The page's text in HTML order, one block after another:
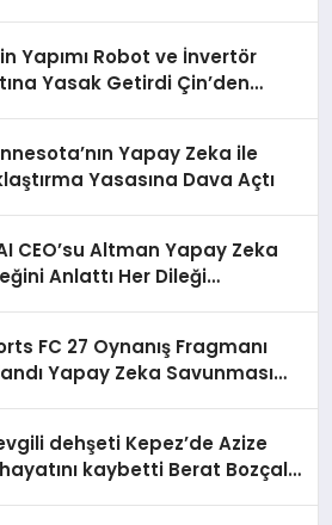
Yapımı Robot ve İnvertör
Yasak Getirdi Çin’den
Yapay Zeka ile
Yasasına Dava Açtı
CEO’su Altman Yapay Zeka
Anlattı Her Dileği
FC 27 Oynanış Fragmanı
Yapay Zeka Savunması
dehşeti Kepez’de Azize
kaybetti Berat Bozçalı